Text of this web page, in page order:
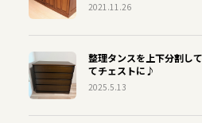
2021.11.26
整理タンスを上下分割し
てチェストに♪
2025.5.13